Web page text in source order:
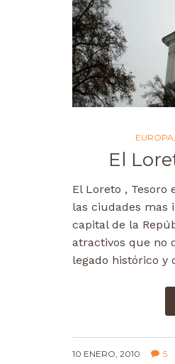
EUROPA,
El
El Loreto , Tesoro
las ciudades mas
capital de la
atractivos que no
legado histórico
10 ENERO, 2010 5